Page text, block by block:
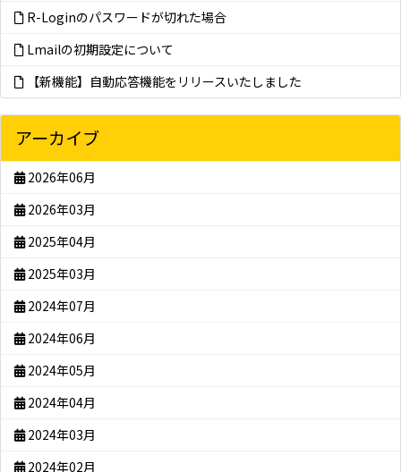
R-Loginのパスワードが切れた場合
Lmailの初期設定について
【新機能】自動応答機能をリリースいたしました
アーカイブ
2026年06月
2026年03月
2025年04月
2025年03月
2024年07月
2024年06月
2024年05月
2024年04月
2024年03月
2024年02月